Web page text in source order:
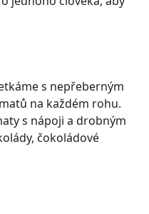
s nepřeberným
na každém rohu.
s nápoji a drobným
čokoládové